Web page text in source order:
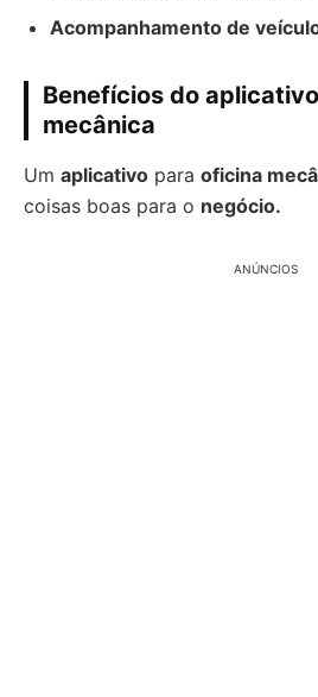
Acompanhamento de
Benefícios do
mecânica
Um aplicativo para oficina
coisas boas para o negócio.
ANÚNCIOS